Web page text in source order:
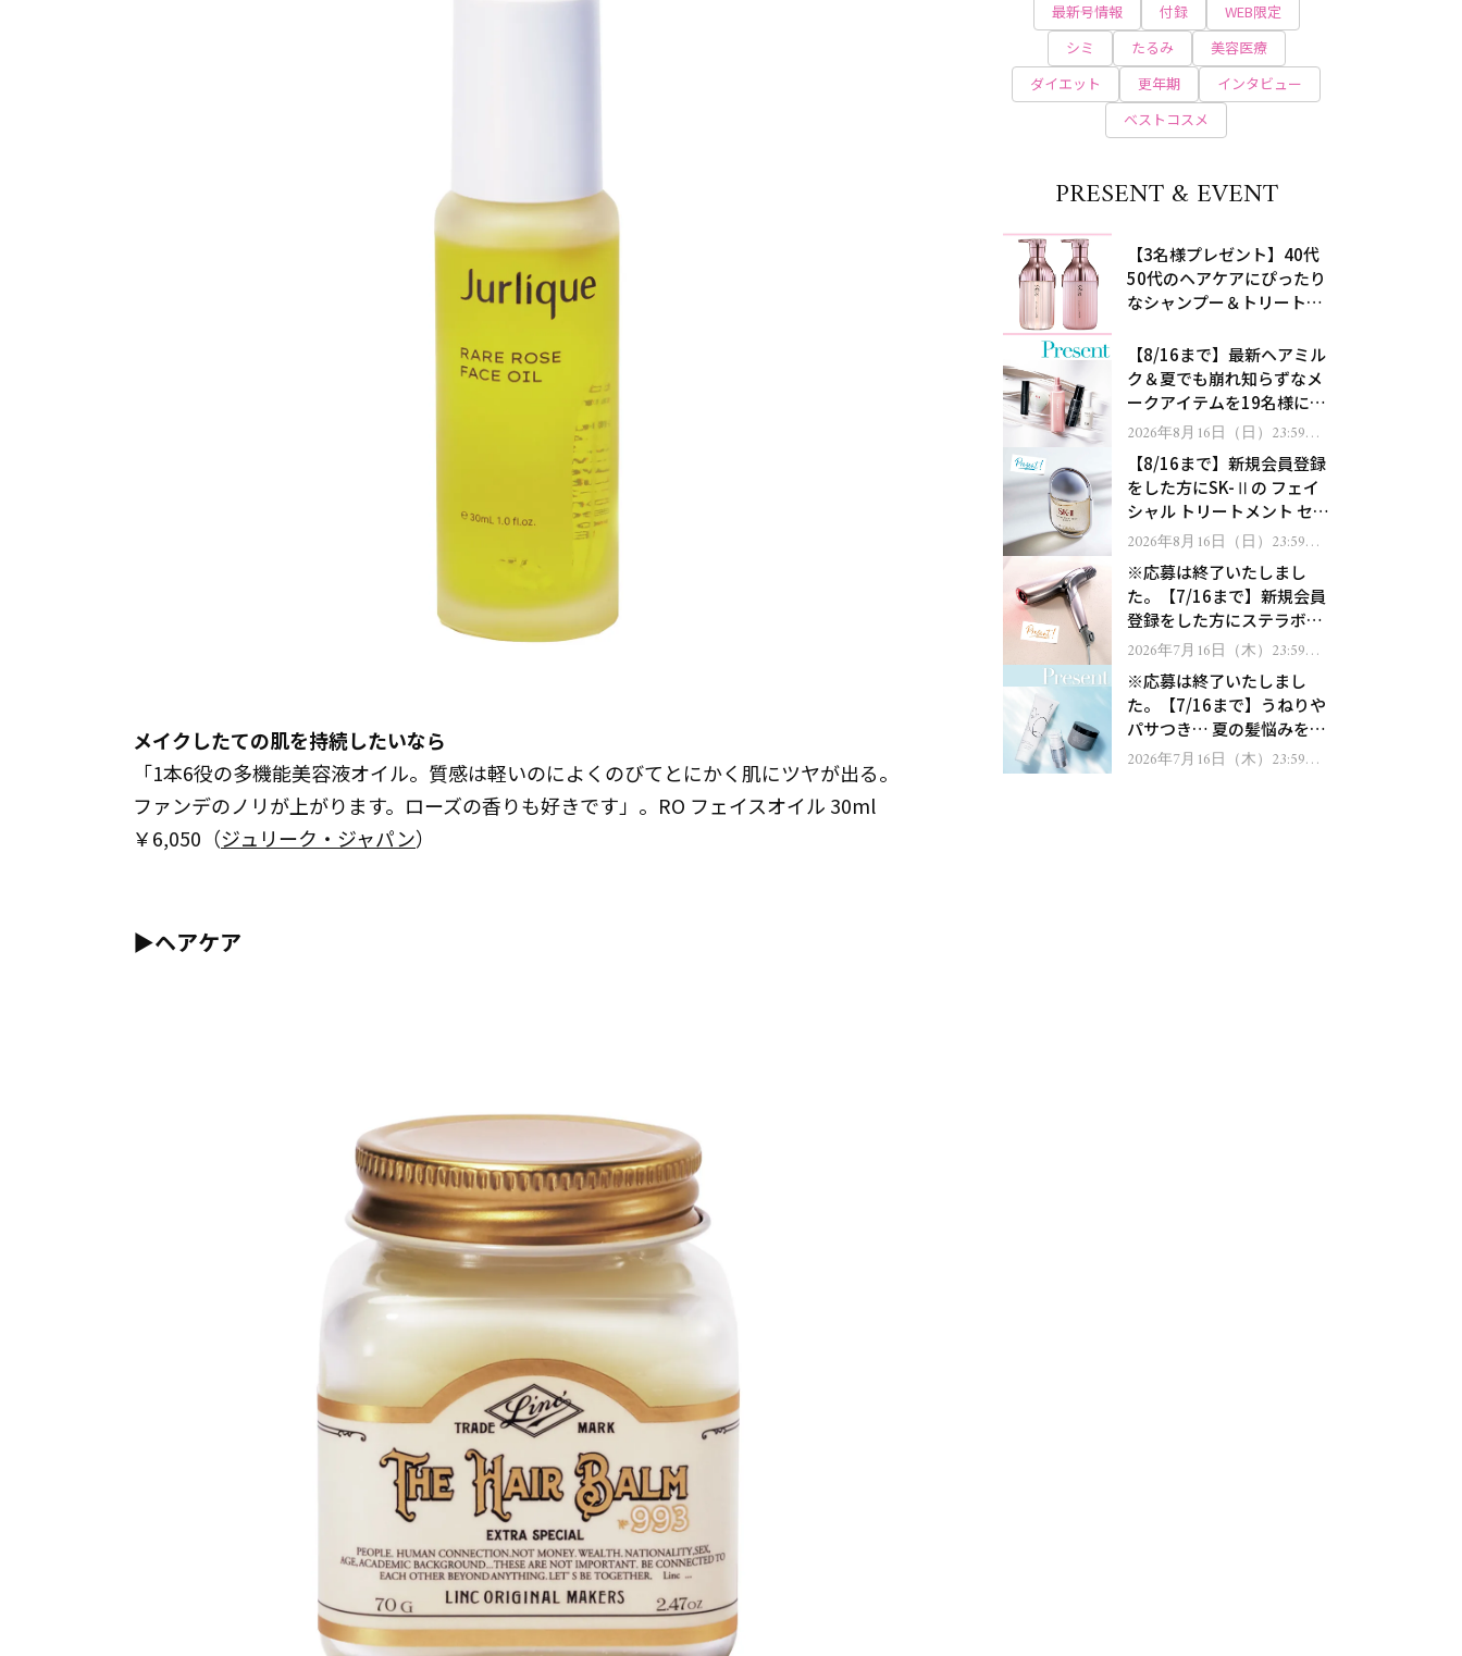
メイクしたての肌を持続したいなら
「1本6役の多機能美容液オイル。質感は軽いのによくのびてとにかく肌にツヤが出る。
ファンデのノリが上がります。ローズの香りも好きです」。RO フェイスオイル 30ml
￥6,050（ジュリーク・ジャパン）
▶︎ヘアケア
最新号情報 付録
WEB限定
シミ
たるみ
美容医療
ダイエット
更年期
インタビュー
ベストコスメ
PRESENT & EVENT
【3名様プレゼント】40代
50代のヘアケアにぴったり
なシャンプー＆トリートメ
処！
【8/16まで】最新ヘアミル
ク＆夏でも崩れ知らずなメ
ークアイテムを19名様にプ
レゼント！
2026年8月16日（日）23:59ま
で【8/16まで】新規会員登録
をした方にSK-Ⅱの フェイ
シャル トリートメント セラ
ムをプレゼント！
2026年8月16日（日）23:59ま
※応募は終了いたしまし
た。【7/16まで】新規会員
登録をした方にステラボー
テのシャインリバース ヘア
ゼント！
2026年7月16日（木）23:59ま
※応募は終了いたしまし
た。【7/16まで】うねりや
パサつき… 夏の髪悩みを解
消するヘアケアアイテムを
2026年7月16日（木）23:59ま